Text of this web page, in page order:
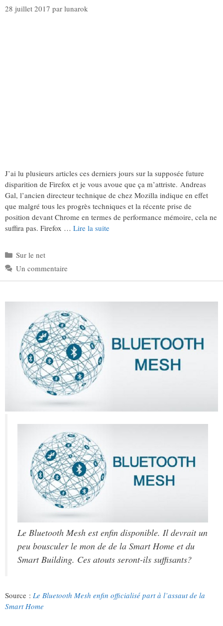
28 juillet 2017 par lunarok
J’ai lu plusieurs articles ces derniers jours sur la supposée future
disparition de Firefox et je vous avoue que ça m’attriste. Andreas
Gal, l’ancien directeur technique de chez Mozilla indique en effet
que malgré tous les progrès techniques et la récente prise de
position devant Chrome en termes de performance mémoire, cela ne
suffira pas. Firefox … Lire la suite
Catégories
Sur le net
Un commentaire
Le Bluetooth Mesh est enfin disponible. Il devrait un
peu bousculer le mon de de la Smart Home et du
Smart Building. Ces atouts seront-ils suffisants?
Source : Le Bluetooth Mesh enfin officialisé part à l’assaut de la
Smart Home